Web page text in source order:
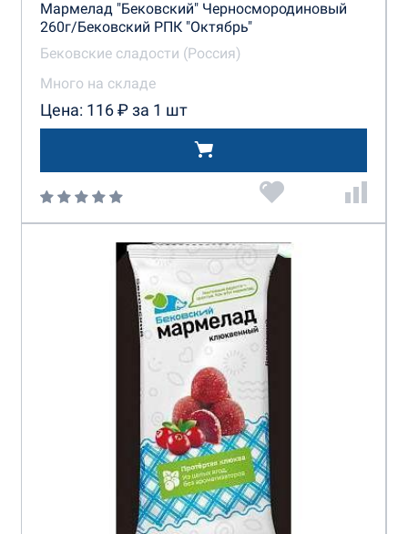
Мармелад "Бековский" Черносмородиновый
260г/Бековский РПК "Октябрь"
Бековские сладости (Россия)
Много на складе
Цена: 116 ₽ за 1 шт